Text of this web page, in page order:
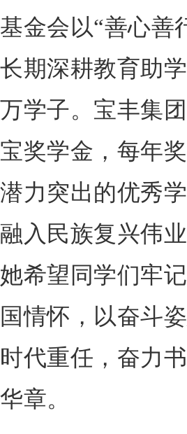
基金会以“善心善
长期深耕教育助
万学子。宝丰集
宝奖学金，每年
潜力突出的优秀
融入民族复兴伟
她希望同学们牢
国情怀，以奋斗
时代重任，奋力
华章。